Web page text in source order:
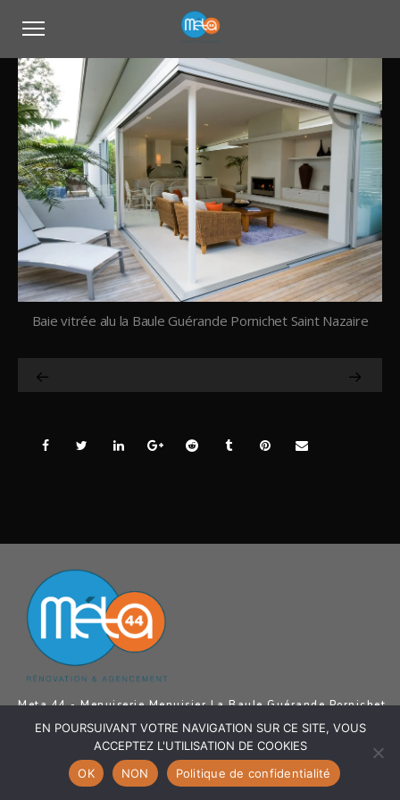
Baie vitrée alu la Baule Guérande Pornichet Saint Nazaire
Meta 44 - Menuiserie Menuisier La Baule Guérande Pornichet
Agencement intérieur, Ouvertures, Pose revêtements de sol,
Aménagement Extérieur La Baule Guérande Pornichet Saint
EN POURSUIVANT VOTRE NAVIGATION SUR CE SITE, VOUS
ACCEPTEZ L'UTILISATION DE COOKIES
OK
NON Politique de confidentialité